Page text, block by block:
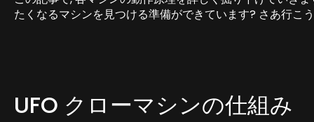
たくなるマシンを見つける準備ができています? さあ行こ
UFO クローマシンの仕組み